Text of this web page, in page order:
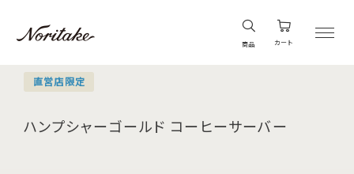
商品 カート
直営店限定
ハンプシャーゴールド コーヒーサーバー